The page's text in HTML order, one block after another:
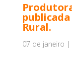
Rural.
07 de janeiro |